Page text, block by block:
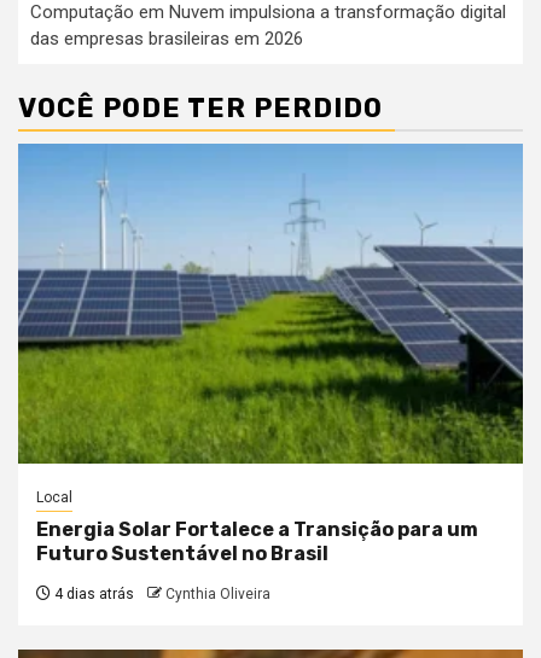
Computação em Nuvem impulsiona a transformação digital
das empresas brasileiras em 2026
VOCÊ PODE TER PERDIDO
Local
Energia Solar Fortalece a Transição para um
Futuro Sustentável no Brasil
4 dias atrás Cynthia Oliveira